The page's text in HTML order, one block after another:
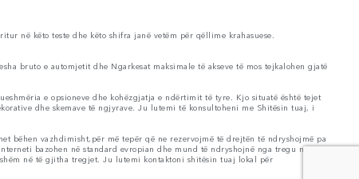
në këto teste dhe këto shifra janë vetëm për qëllime krahasuese.
bruto e automjetit dhe Ngarkesat maksimale të akseve të mos tejkalohen gjatë
e opsioneve dhe kohëzgjatja e ndërtimit të tyre. Kjo situatë është tejet
dhe skemave të ngjyrave. Ju lutemi të konsultoheni me Shitësin tuaj, i
bëhen vazhdimisht,për më tepër që ne rezervojmë të drejtën të ndryshojmë pa
bazohen në standard evropian dhe mund të ndryshojnë nga tregu në
në të gjitha tregjet. Ju lutemi kontaktoni shitësin tuaj lokal për